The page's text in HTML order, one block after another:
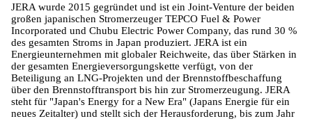
JERA wurde 2015 gegründet und ist ein Joint-Venture der beiden
großen japanischen Stromerzeuger TEPCO Fuel & Power
Incorporated und Chubu Electric Power Company, das rund 30 %
des gesamten Stroms in Japan produziert. JERA ist ein
Energieunternehmen mit globaler Reichweite, das über Stärken in
der gesamten Energieversorgungskette verfügt, von der
Beteiligung an LNG-Projekten und der Brennstoffbeschaffung
über den Brennstofftransport bis hin zur Stromerzeugung. JERA
steht für "Japan's Energy for a New Era" (Japans Energie für ein
neues Zeitalter) und stellt sich der Herausforderung, bis zum Jahr